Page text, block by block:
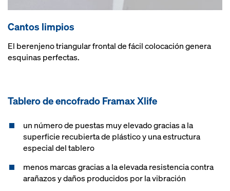
Cantos limpios
El berenjeno triangular frontal de fácil colocación genera
esquinas perfectas.
Tablero de encofrado Framax Xlife
un número de puestas muy elevado gracias a la
superficie recubierta de plástico y una estructura
especial del tablero
menos marcas gracias a la elevada resistencia contra
arañazos y daños producidos por la vibración